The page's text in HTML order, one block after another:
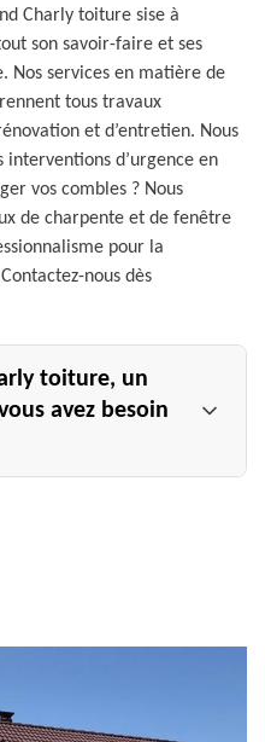
Charly toiture sise à
son savoir-faire et ses
Nos services en matière de
tous travaux
et d’entretien. Nous
d’urgence en
vos combles ? Nous
de charpente et de fenêtre
pour la
nous dès
toiture, un
avez besoin
adaptées à vos soucis.
supplémentaires.